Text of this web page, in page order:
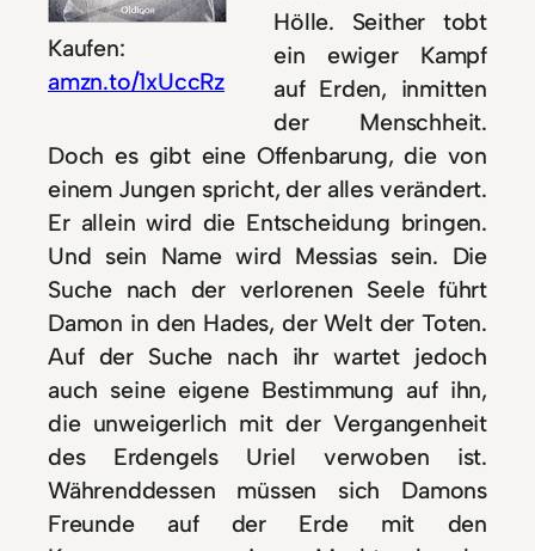
Kaufen:
amzn.to/1xUccRz
Hölle. Seither tobt
ein ewiger Kampf
auf Erden, inmitten
der Menschheit.
Doch es gibt eine Offenbarung, die von
einem Jungen spricht, der alles verändert.
Er allein wird die Entscheidung bringen.
Und sein Name wird Messias sein. Die
Suche nach der verlorenen Seele führt
Damon in den Hades, der Welt der Toten.
Auf der Suche nach ihr wartet jedoch
auch seine eigene Bestimmung auf ihn,
die unweigerlich mit der Vergangenheit
des Erdengels Uriel verwoben ist.
Währenddessen müssen sich Damons
Freunde auf der Erde mit den